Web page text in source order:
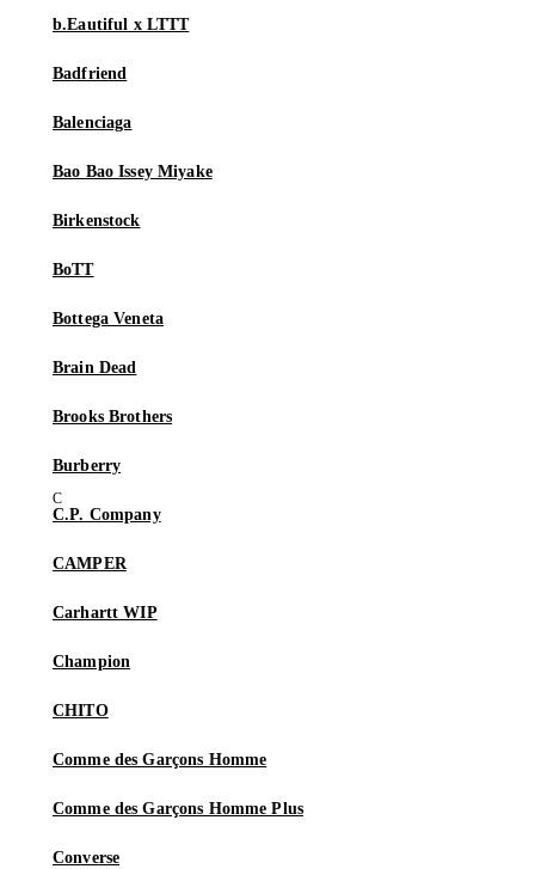
b.Eautiful x LTTT
Badfriend
Balenciaga
Bao Bao Issey Miyake
Birkenstock
BoTT
Bottega Veneta
Brain Dead
Brooks Brothers
Burberry
C.P. Company
CAMPER
Carhartt WIP
Champion
CHITO
Comme des Garçons Homme
Comme des Garçons Homme Plus
Converse